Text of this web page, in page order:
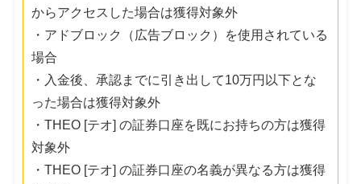
からアクセスした場合は獲得対象外
・アドブロック（広告ブロック）を使用されている
場合
・入金後、承認までに引き出して10万円以下とな
った場合は獲得対象外
・THEO [テオ] の証券口座を既にお持ちの方は獲得
対象外
・THEO [テオ] の証券口座の名義が異なる方は獲得